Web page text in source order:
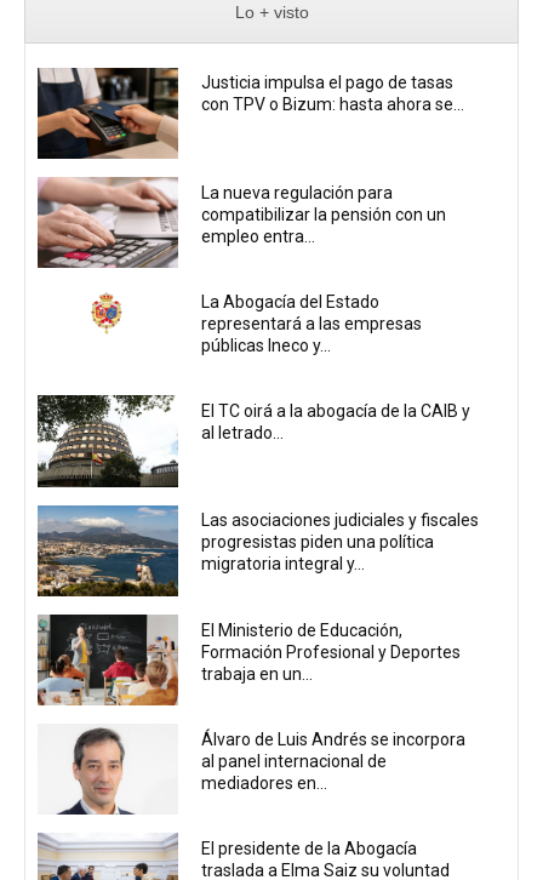
Lo + visto
Justicia impulsa el pago de tasas
con TPV o Bizum: hasta ahora se...
La nueva regulación para
compatibilizar la pensión con un
empleo entra...
La Abogacía del Estado
representará a las empresas
públicas Ineco y...
El TC oirá a la abogacía de la CAIB y
al letrado...
Las asociaciones judiciales y fiscales
progresistas piden una política
migratoria integral y...
El Ministerio de Educación,
Formación Profesional y Deportes
trabaja en un...
Álvaro de Luis Andrés se incorpora
al panel internacional de
mediadores en...
El presidente de la Abogacía
traslada a Elma Saiz su voluntad